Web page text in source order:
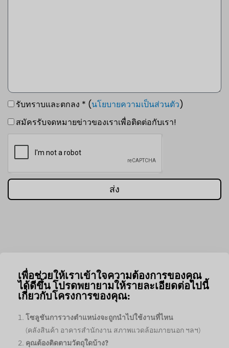
รับทราบและตกลง * (นโยบายความเป็นส่วนตัว)
สมัครรับจดหมายข่าวของเราเพื่อติดต่อกับเรา!
ส่ง
เพื่อช่วยให้เราเข้าใจความต้องการของคุณ
ได้ดีขึ้น โปรดพยายามให้รายละเอียดต่อไปนี้
เกี่ยวกับโครงการของคุณ:
โซลูชันการวางตำแหน่งจะถูกนำไปใช้งานที่ไหน
(คลังสินค้า อาคารสำนักงาน สภาพแวดล้อมภายนอก ฯลฯ)
คุณต้องติดตามวัตถุใดบ้าง?